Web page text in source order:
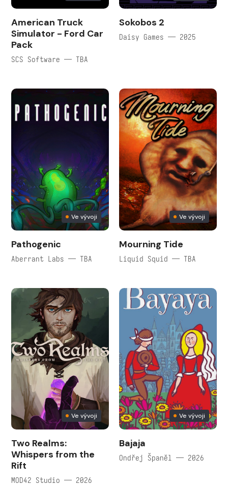
American Truck
Simulator - Ford Car
Pack
SCS Software — TBA
Sokobos 2
Daisy Games — 2025
Ve vývoji
Pathogenic
Aberrant Labs — TBA
Ve vývoji
Mourning Tide
Liquid Squid — TBA
Ve vývoji
Two Realms:
Whispers from the
Rift
MOD42 Studio — 2026
Ve vývoji
Bajaja
Ondřej Španěl — 2026